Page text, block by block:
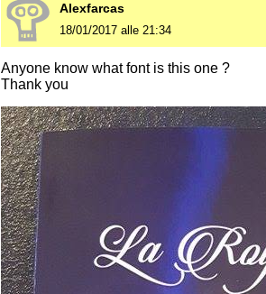
Alexfarcas
18/01/2017 alle 21:34
Anyone know what font is this one ?
Thank you